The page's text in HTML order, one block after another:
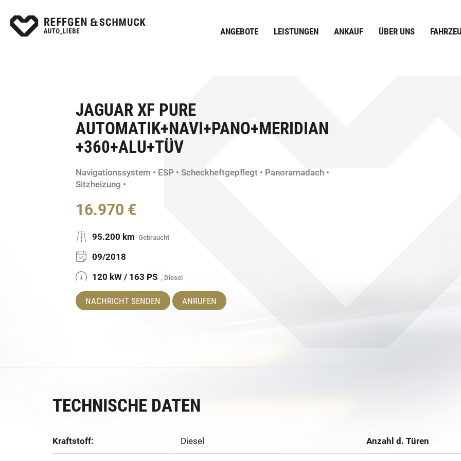
ANGEBOTE LEISTUNGEN ANKAUF ÜBER UNS
JAGUAR XF PURE
AUTOMATIK+NAVI+PANO+MERIDIAN
+360+ALU+TÜV
Navigationssystem ESP Scheckheftgepflegt
Panoramadach
Sitzheizung
16.970 €
95.200 km Gebraucht
09/2018
120 kW / 163 PS , Diesel
NACHRICHT SENDEN ANRUFEN
TECHNISCHE DATEN
Kraftstoff: Diesel Anzahl d. Türen